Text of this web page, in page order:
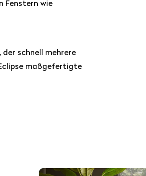
Fenstern wie
schnell mehrere
maßgefertigte